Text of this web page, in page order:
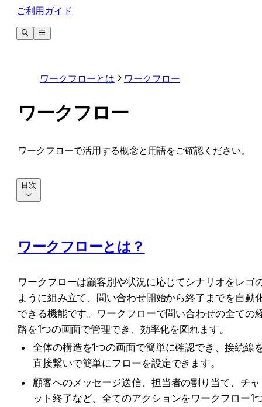
ご利用ガイド
ワークフローとは ワークフロー
ワークフロー
ワークフローで活用する概念と用語をご確認ください。
ワークフローとは？
ワークフローは顧客別や状況に応じてシナリオをレゴ
ように組み立て、問い合わせ開始から終了までを自動
できる機能です。ワークフローで問い合わせの全ての
路を1つの画面で管理でき、効率化を図れます。
全体の構造を1つの画面で簡単に確認でき、接続線
直接繋いで簡単にフローを設定できます。
顧客へのメッセージ送信、担当者の割り当て、チャ
ット終了など、全てのアクションをワークフロー1
目次